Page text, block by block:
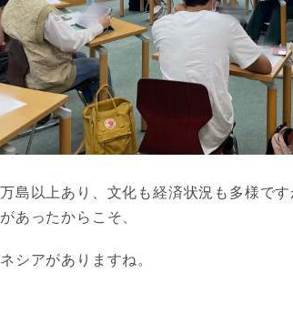
島以上あり、文化も経済状況も多様で
あったからこそ、
シアがありますね。